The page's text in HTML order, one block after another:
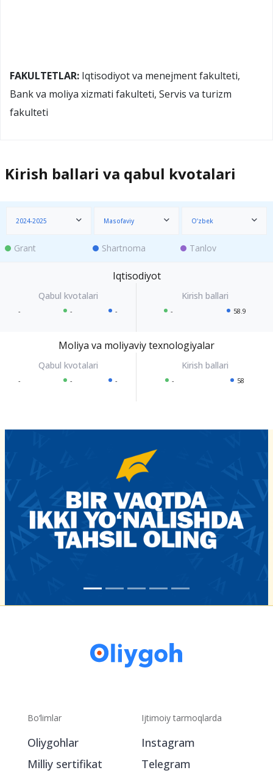
FAKULTETLAR: Iqtisodiyot va menejment fakulteti,
Bank va moliya xizmati fakulteti, Servis va turizm
fakulteti
Kirish ballari va qabul kvotalari
2024-2025 Masofaviy O‘zbek
Grant Shartnoma Tanlov
Iqtisodiyot
- - - - 58.9
Moliya va moliyaviy texnologiyalar
- - - - 58
Bo‘limlar
Oliygohlar
Milliy sertifikat
Ijtimoiy tarmoqlarda
Instagram
Telegram